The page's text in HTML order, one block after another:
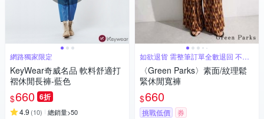
網路獨家限定
KeyWear奇威名品 軟料舒適打
褶休閒長褲-藍色
$660 6折
4.9 (10) 總銷量>50
如欲退貨 需整筆訂單全數退回 不能
單退
〈Green Parks〉素面/紋理鬆
緊休閒寬褲
$660
挑戰低價 券